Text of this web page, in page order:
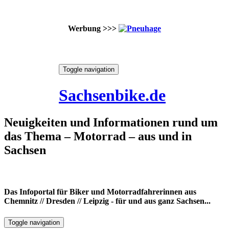
Werbung >>>
Toggle navigation
Sachsenbike.de
Neuigkeiten und Informationen rund um
das Thema – Motorrad – aus und in
Sachsen
Das Infoportal für Biker und Motorradfahrerinnen aus
Chemnitz // Dresden // Leipzig - für und aus ganz Sachsen...
Toggle navigation